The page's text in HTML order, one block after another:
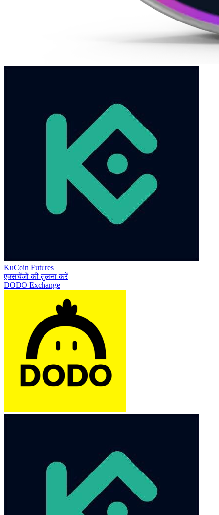
KuCoin Futures
एक्सचेंजों की तुलना करें
DODO Exchange